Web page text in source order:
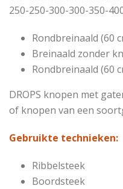
250-250-300-300-350-
Rondbreinaald (60
Breinaald zonder
Rondbreinaald (60
DROPS knopen met
of knopen van een
Gebruikte technieken:
Ribbelsteek
Boordsteek